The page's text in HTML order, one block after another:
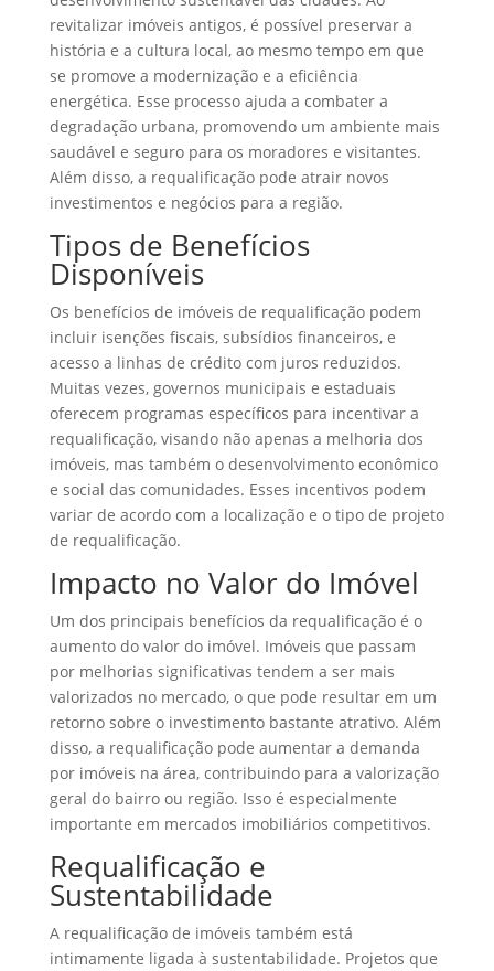
revitalizar imóveis antigos, é possível preservar a
história e a cultura local, ao mesmo tempo em que
se promove a modernização e a eficiência
energética. Esse processo ajuda a combater a
degradação urbana, promovendo um ambiente mais
saudável e seguro para os moradores e visitantes.
Além disso, a requalificação pode atrair novos
investimentos e negócios para a região.
Tipos de Benefícios
Disponíveis
Os benefícios de imóveis de requalificação podem
incluir isenções fiscais, subsídios financeiros, e
acesso a linhas de crédito com juros reduzidos.
Muitas vezes, governos municipais e estaduais
oferecem programas específicos para incentivar a
requalificação, visando não apenas a melhoria dos
imóveis, mas também o desenvolvimento econômico
e social das comunidades. Esses incentivos podem
variar de acordo com a localização e o tipo de projeto
de requalificação.
Impacto no Valor do Imóvel
Um dos principais benefícios da requalificação é o
aumento do valor do imóvel. Imóveis que passam
por melhorias significativas tendem a ser mais
valorizados no mercado, o que pode resultar em um
retorno sobre o investimento bastante atrativo. Além
disso, a requalificação pode aumentar a demanda
por imóveis na área, contribuindo para a valorização
geral do bairro ou região. Isso é especialmente
importante em mercados imobiliários competitivos.
Requalificação e
Sustentabilidade
A requalificação de imóveis também está
intimamente ligada à sustentabilidade. Projetos que